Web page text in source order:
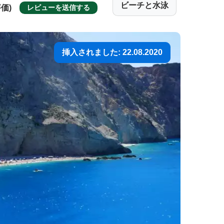
) レビューを送信する ビーチと水泳
挿入されました: 22.08.2020